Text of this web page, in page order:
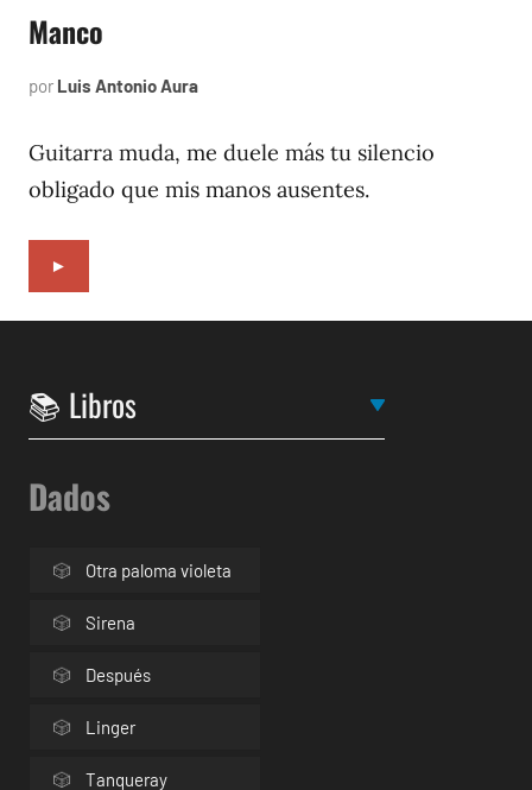
Manco
por Luis Antonio Aura
1996
Guitarra muda, me duele más tu silencio
obligado que mis manos ausentes.
►
Dados
Otra paloma violeta
Sirena
Después
Linger
Tanqueray